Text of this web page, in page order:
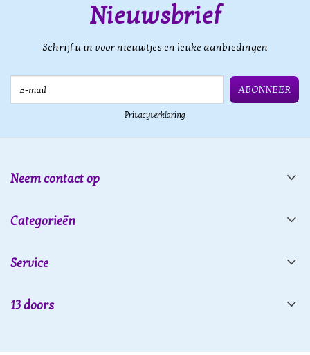
Nieuwsbrief
Schrijf u in voor nieuwtjes en leuke aanbiedingen
ABONNEER
Privacyverklaring
Neem contact op
Categorieën
Service
13 doors